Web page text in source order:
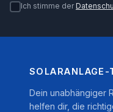
Ich stimme der
SOLARANLAGE-
Dein unabhängiger
helfen dir, die